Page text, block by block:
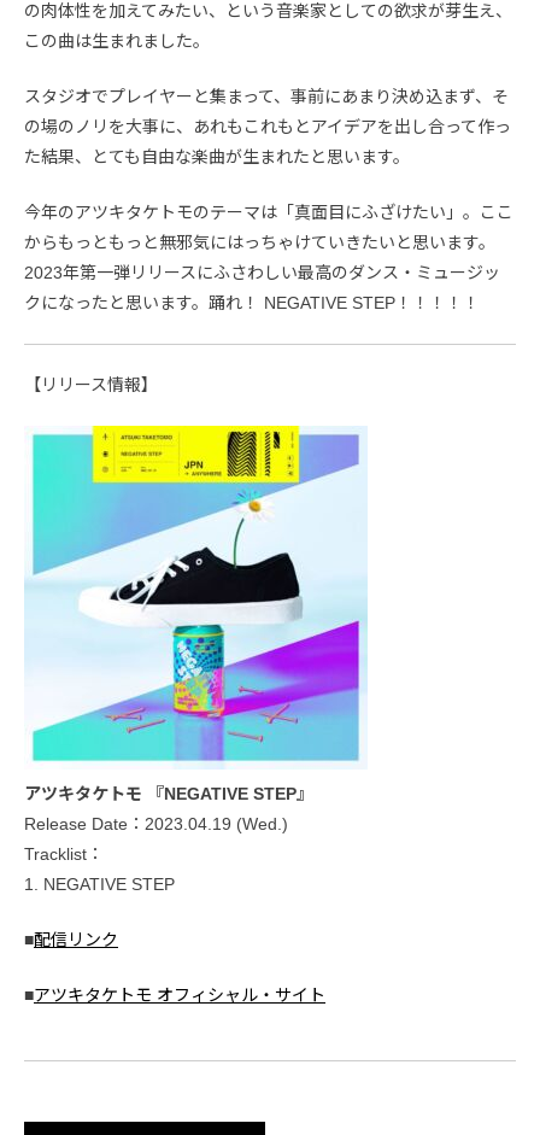
の肉体性を加えてみたい、という音楽家としての欲求が芽生え、
この曲は生まれました。
スタジオでプレイヤーと集まって、事前にあまり決め込まず、そ
の場のノリを大事に、あれもこれもとアイデアを出し合って作っ
た結果、とても自由な楽曲が生まれたと思います。
今年のアツキタケトモのテーマは「真面目にふざけたい」。ここ
からもっともっと無邪気にはっちゃけていきたいと思います。
2023年第一弾リリースにふさわしい最高のダンス・ミュージッ
クになったと思います。踊れ！ NEGATIVE STEP！！！！！
【リリース情報】
アツキタケトモ 『NEGATIVE STEP』
Release Date：2023.04.19 (Wed.)
Tracklist：
1. NEGATIVE STEP
■配信リンク
■アツキタケトモ オフィシャル・サイト